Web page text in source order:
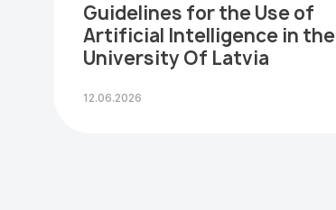
Guidelines for the Use of
Artificial Intelligence in the
University Of Latvia
12.06.2026